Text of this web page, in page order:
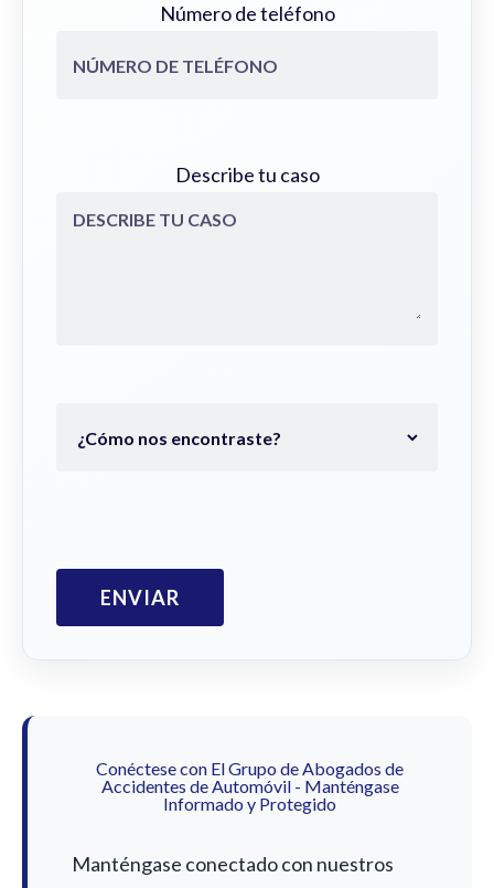
Número de teléfono
Describe tu caso
Conéctese con El Grupo de Abogados de
Accidentes de Automóvil - Manténgase
Informado y Protegido
Manténgase conectado con nuestros